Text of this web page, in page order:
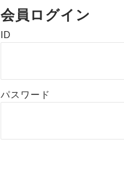
会員ログイン
ID
パスワード